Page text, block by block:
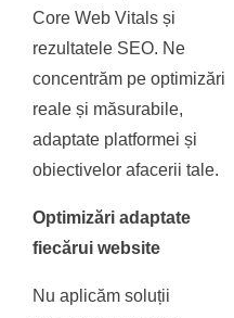
Core Web Vitals și
rezultatele SEO. Ne
concentrăm pe optimizări
reale și măsurabile,
adaptate platformei și
obiectivelor afacerii tale.
Optimizări adaptate
fiecărui website
Nu aplicăm soluții